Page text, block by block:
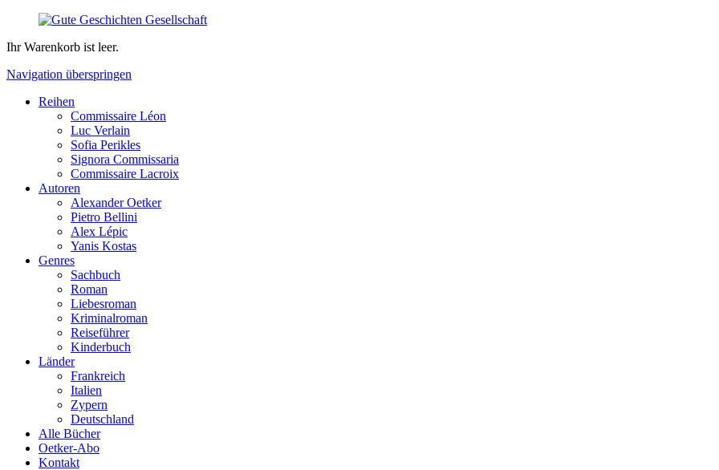
Ihr Warenkorb ist leer.
Navigation überspringen
Reihen
Commissaire Léon
Luc Verlain
Sofia Perikles
Signora Commissaria
Commissaire Lacroix
Autoren
Alexander Oetker
Pietro Bellini
Alex Lépic
Yanis Kostas
Genres
Sachbuch
Roman
Liebesroman
Kriminalroman
Reiseführer
Kinderbuch
Länder
Frankreich
Italien
Zypern
Deutschland
Alle Bücher
Oetker-Abo
Kontakt